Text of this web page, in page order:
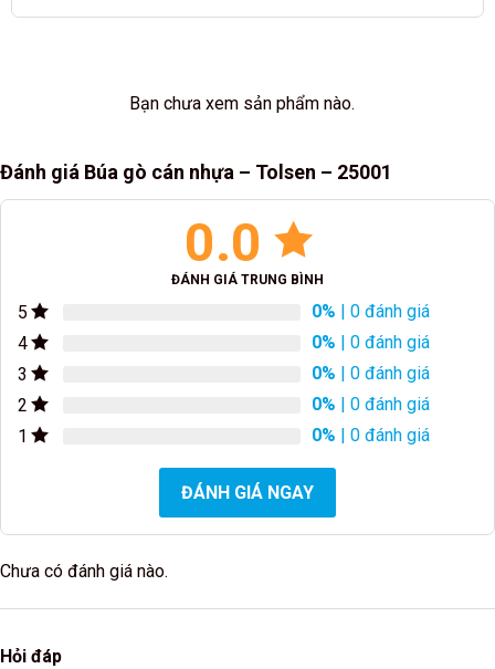
Bạn chưa xem sản phẩm nào.
Đánh giá Búa gò cán nhựa – Tolsen – 25001
0.0
ĐÁNH GIÁ TRUNG BÌNH
5 0% | 0 đánh giá
4
0% | 0 đánh giá
3
0% | 0 đánh giá
2
0% | 0 đánh giá
1
0% | 0 đánh giá
ĐÁNH GIÁ NGAY
Chưa có đánh giá nào.
Hỏi đáp